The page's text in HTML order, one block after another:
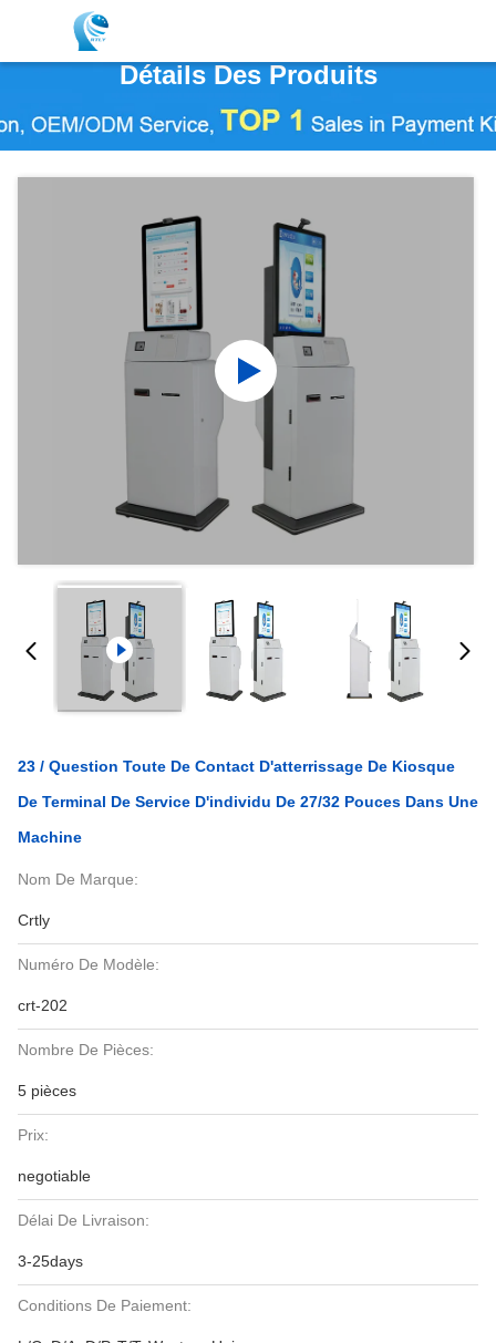
Détails Des Produits
23 / Question Toute De Contact D'atterrissage De Kiosque
De Terminal De Service D'individu De 27/32 Pouces Dans Une
Machine
Nom De Marque:
Crtly
Numéro De Modèle:
crt-202
Nombre De Pièces:
5 pièces
Prix:
negotiable
Délai De Livraison:
3-25days
Conditions De Paiement: